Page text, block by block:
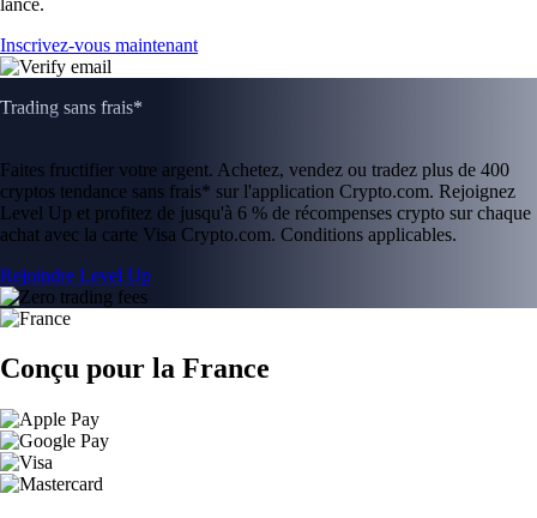
lancé.
Inscrivez-vous maintenant
Trading sans frais*
Faites fructifier votre argent. Achetez, vendez ou tradez plus de 400
cryptos tendance sans frais* sur l'application Crypto.com. Rejoignez
Level Up et profitez de jusqu'à 6 % de récompenses crypto sur chaque
achat avec la carte Visa Crypto.com. Conditions applicables.
Rejoindre Level Up
Conçu pour la France